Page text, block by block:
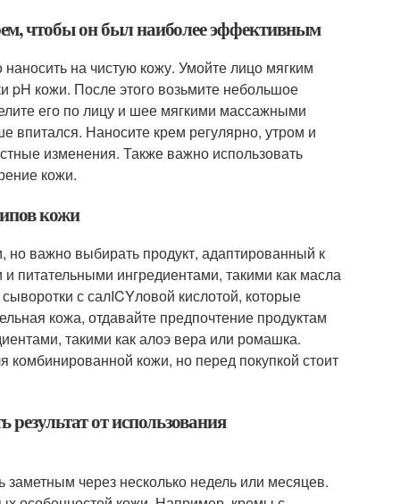
чтобы он был наиболее эффективным
на чистую кожу. Умойте лицо мягким
pH кожи. После этого возьмите небольшое
его по лицу и шее мягкими массажными
впитался. Наносите крем регулярно, утром и
изменения. Также важно использовать
кожи.
кожи
но важно выбирать продукт, адаптированный к
ингредиентами, такими как масла
с салICYловой кислотой, которые
кожа, отдавайте предпочтение продуктам
такими как алоэ вера или ромашка.
кожи, но перед покупкой стоит
от использования
заметным через несколько недель или месяцев.